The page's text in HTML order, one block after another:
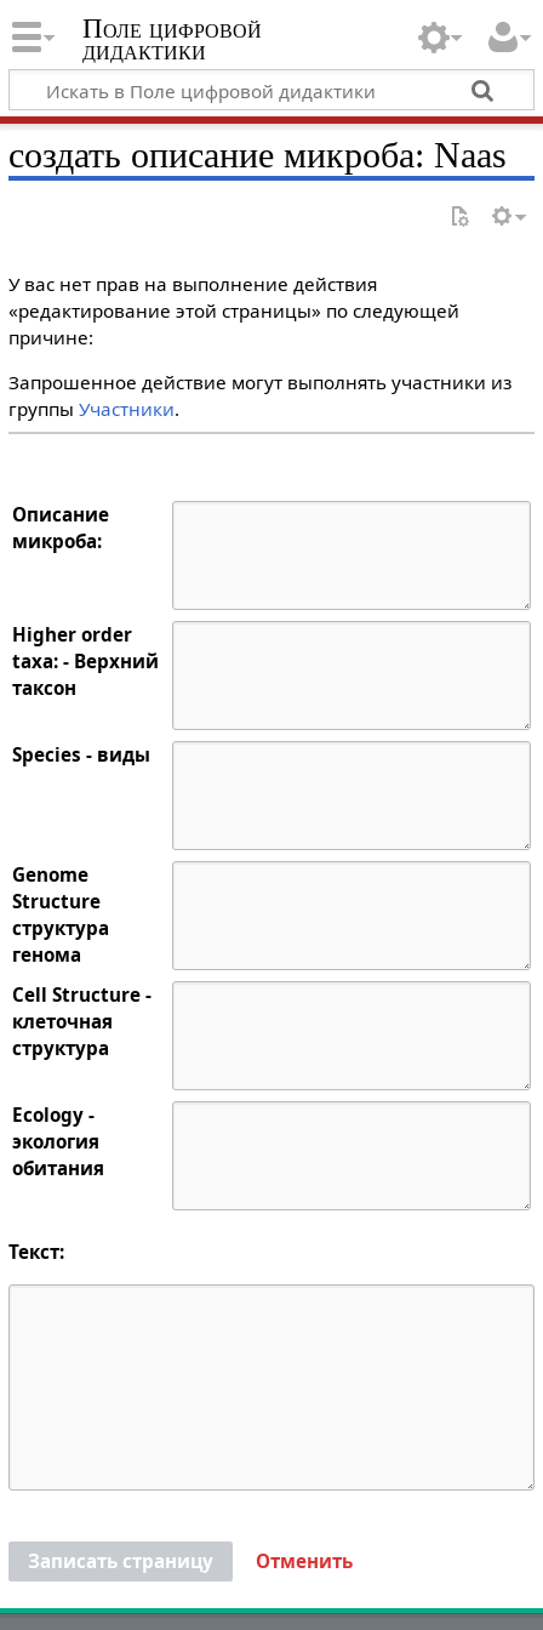
Поле цифровой
дидактики
создать описание микроба: Naas
У вас нет прав на выполнение действия
«редактирование этой страницы» по следующей
причине:
Запрошенное действие могут выполнять участники из
группы Участники.
Описание
микроба:
Higher order
taxa: - Верхний
таксон
Species - виды
Genome
Structure
структура
генома
Cell Structure -
клеточная
структура
Ecology -
экология
обитания
Текст:
Записать страницу Отменить